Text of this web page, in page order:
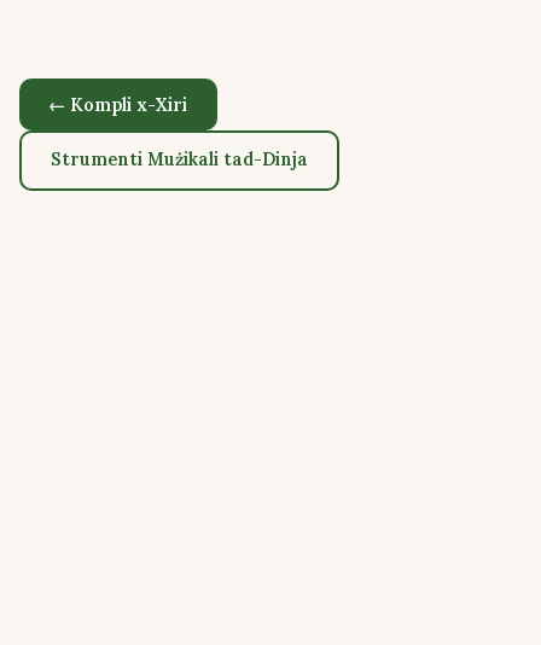
← Kompli x-Xiri
Strumenti Mużikali tad-Dinja